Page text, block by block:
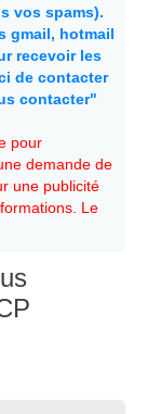
vos spams).
gmail, hotmail
recevoir les
de contacter
contacter"
pour
demande de
une publicité
Le